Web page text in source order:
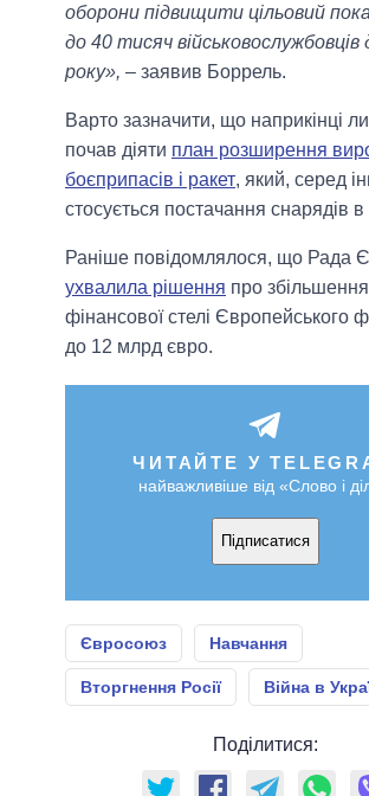
оборони підвищити цільовий
до 40 тисяч військовослужбовців
року», – заявив Боррель.
Варто зазначити, що наприкінці
почав діяти план розширення
боєприпасів і ракет, який, серед
стосується постачання снарядів в
Раніше повідомлялося, що Рада
ухвалила рішення про збільшення
фінансової стелі Європейського
до 12 млрд євро.
ЧИТАЙТЕ У
найважливіше від «Слово і
Підписатися
Євросоюз Навчання
Вторгнення Росії Війна в
Поділитися: